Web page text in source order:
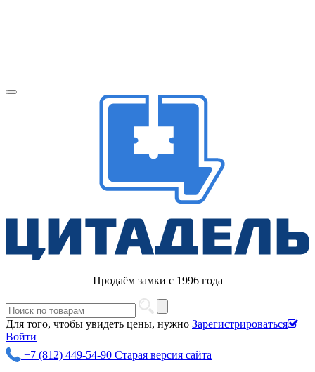
Продаём замки с 1996 года
Для того, чтобы увидеть цены, нужно Зарегистрироваться
Войти
+7 (812) 449-54-90 Старая версия сайта